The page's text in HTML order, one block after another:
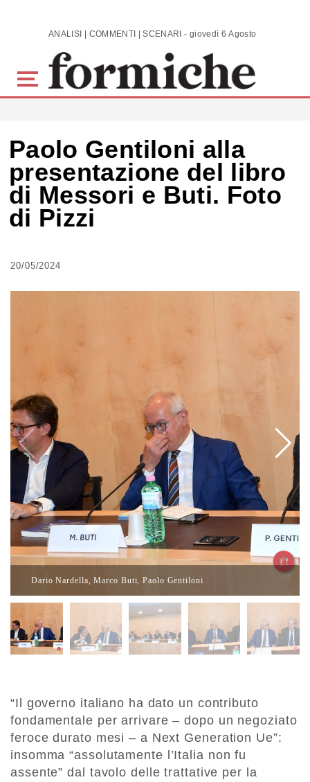
Skip to main content ANALISI | COMMENTI | SCENARI - giovedì 6 Agosto 2026
Paolo Gentiloni alla
presentazione del libro
di Messori e Buti. Foto
di Pizzi
20/05/2024
Dario Nardella, Marco Buti, Paolo Gentiloni
“Il governo italiano ha dato un contributo
fondamentale per arrivare – dopo un negoziato
feroce durato mesi – a Next Generation Ue”:
insomma “assolutamente l’Italia non fu
assente” dal tavolo delle trattative per la